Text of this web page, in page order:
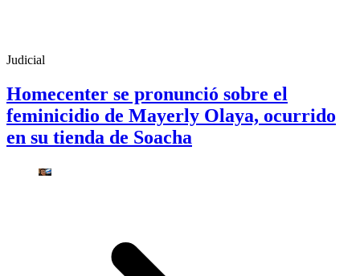
Judicial
Homecenter se pronunció sobre el
feminicidio de Mayerly Olaya, ocurrido
en su tienda de Soacha